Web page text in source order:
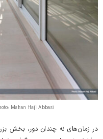
Mahan Haji Abbasi
در زمان‌های نه چندان دور، بخش